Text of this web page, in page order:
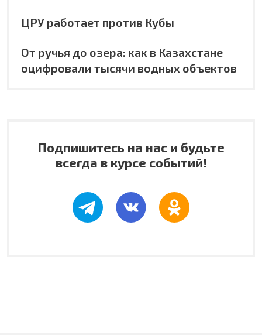
ЦРУ работает против Кубы
От ручья до озера: как в Казахстане
оцифровали тысячи водных объектов
Подпишитесь на нас и будьте
всегда в курсе событий!